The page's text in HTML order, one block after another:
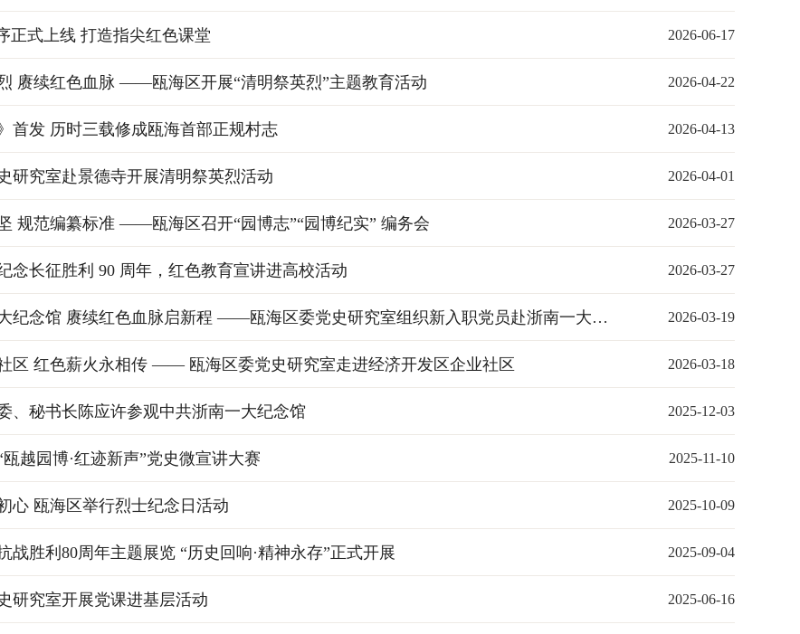
正式上线 打造指尖红色课堂 2026-06-17
赓续红色血脉 ——瓯海区开展“清明祭英烈”主题教育活动 2026-04-22
首发 历时三载修成瓯海首部正规村志 2026-04-13
研究室赴景德寺开展清明祭英烈活动 2026-04-01
规范编纂标准 ——瓯海区召开“园博志”“园博纪实” 编务会 2026-03-27
念长征胜利 90 周年，红色教育宣讲进高校活动 2026-03-27
走进浙南一大纪念馆 赓续红色血脉启新程 ——瓯海区委党史研究室组织新入职党员赴浙南一大纪念馆学党史 2026-03-19
区 红色薪火永相传 —— 瓯海区委党史研究室走进经济开发区企业社区 2026-03-18
、秘书长陈应许参观中共浙南一大纪念馆 2025-12-03
越园博·红迹新声”党史微宣讲大赛 2025-11-10
心 瓯海区举行烈士纪念日活动 2025-10-09
战胜利80周年主题展览 “历史回响·精神永存”正式开展 2025-09-04
研究室开展党课进基层活动 2025-06-16